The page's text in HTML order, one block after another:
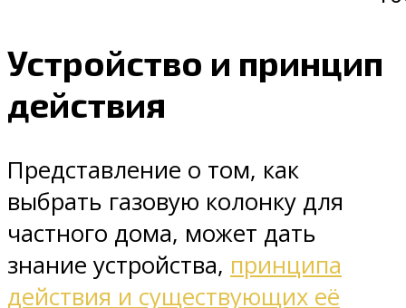
Устройство и принцип
действия
Представление о том, как
выбрать газовую колонку для
частного дома, может дать
знание устройства, принципа
действия и существующих её